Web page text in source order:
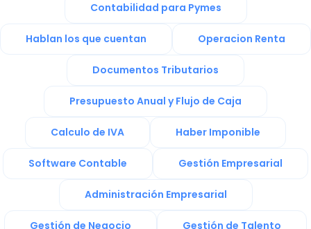
Contabilidad para Pymes
Hablan los que cuentan Operacion Renta
Documentos Tributarios
Presupuesto Anual y Flujo de Caja
Calculo de IVA Haber Imponible
Software Contable Gestión Empresarial
Administración Empresarial
Gestión de Negocio Gestión de Talento